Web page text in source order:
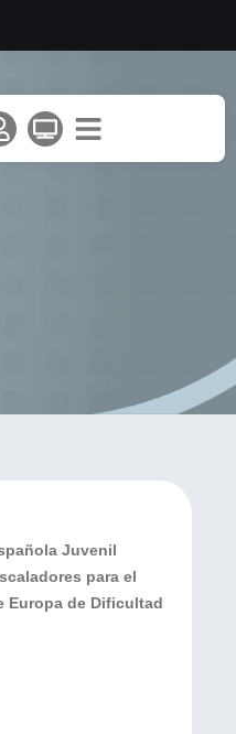
la
Juvenil
para el
Europa de Dificultad